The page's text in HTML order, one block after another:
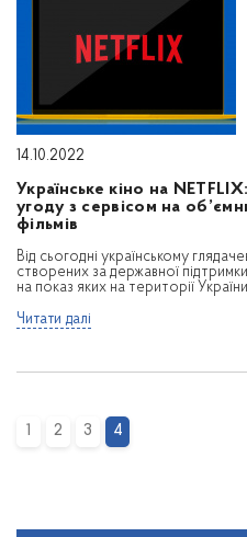
14.10.2022
Українське кіно на
угоду з сервісом на
фільмів
Від сьогодні українському
створених за державної
на показ яких на території
Читати далі
1 2 3 4